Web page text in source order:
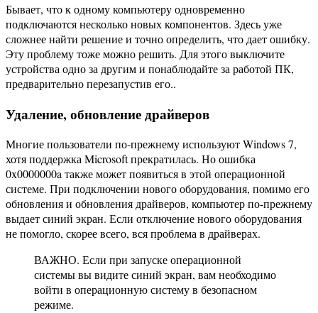
Бывает, что к одному компьютеру одновременно
подключаются несколько новых компонентов. Здесь уже
сложнее найти решение и точно определить, что дает ошибку.
Эту проблему тоже можно решить. Для этого выключите
устройства одно за другим и понаблюдайте за работой ПК,
предварительно перезапустив его..
Удаление, обновление драйверов
Многие пользователи по-прежнему используют Windows 7,
хотя поддержка Microsoft прекратилась. Но ошибка
0x0000000a также может появиться в этой операционной
системе. При подключении нового оборудования, помимо его
обновления и обновления драйверов, компьютер по-прежнему
выдает синий экран. Если отключение нового оборудования
не помогло, скорее всего, вся проблема в драйверах.
ВАЖНО. Если при запуске операционной
системы вы видите синий экран, вам необходимо
войти в операционную систему в безопасном
режиме.